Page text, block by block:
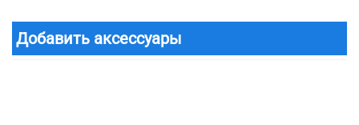
Добавить аксессуары